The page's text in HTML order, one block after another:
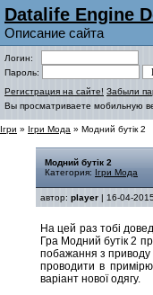
Datalife Engine
Описание сайта
Логин:
Пароль:
Регистрация на сайте! Забыли
Вы просматриваете мобильную
Ігри » Ігри Мода » Модний бутік 2
Модний бутік 2
Категория: Ігри Мода
автор: player | 16-04-
На цей раз тобі
Гра Модний бутік 2
побажання з приводу
проводити в
варіант нової одягу.